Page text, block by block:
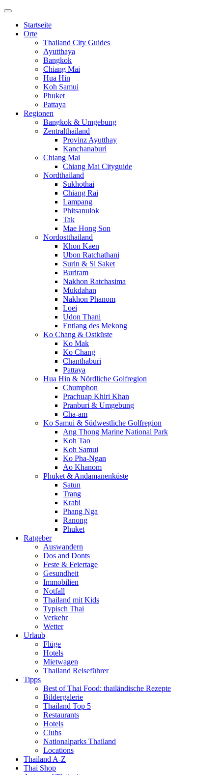
Startseite
Orte
Thailand City Guides
Ayutthaya
Bangkok
Chiang Mai
Hua Hin
Koh Samui
Phuket
Pattaya
Regionen
Bangkok & Umgebung
Zentralthailand
Provinz Ayutthay
Kanchanaburi
Chiang Mai
Chiang Mai Cityguide
Nordthailand
Sukhothai
Chiang Rai
Lampang
Phitsanulok
Tak
Mae Hong Son
Nordostthailand
Khon Kaen
Ubon Ratchathani
Surin & Si Saket
Buriram
Nakhon Ratchasima
Mukdahan
Nakhon Phanom
Loei
Udon Thani
Entlang des Mekong
Ko Chang & Ostküste
Ko Mak
Ko Chang
Chanthaburi
Pattaya
Hua Hin & Nördliche Golfregion
Chumphon
Prachuap Khiri Khan
Pranburi & Umgebung
Cha-am
Ko Samui & Südwestliche Golfregion
Ang Thong Marine National Park
Koh Tao
Koh Samui
Ko Pha-Ngan
Ao Khanom
Phuket & Andamanenküste
Satun
Trang
Krabi
Phang Nga
Ranong
Phuket
Ratgeber
Auswandern
Dos and Donts
Feste & Feiertage
Gesundheit
Immobilien
Notfall
Thailand mit Kids
Typisch Thai
Verkehr
Wetter
Urlaub
Flüge
Hotels
Mietwagen
Thailand Reiseführer
Tipps
Best of Thai Food: thailändische Rezepte
Bildergalerie
Thailand Top 5
Restaurants
Hotels
Clubs
Nationalparks Thailand
Locations
Thailand A-Z
Thai Shop